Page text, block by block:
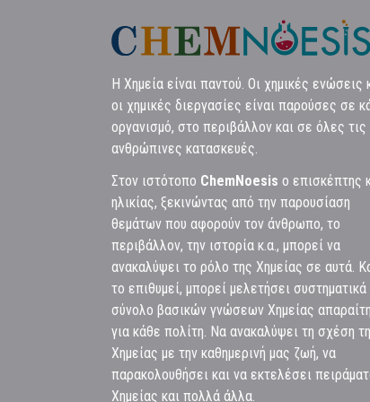
Η Χημεία είναι παντού. Οι χημικές ενώσεις
οι χημικές διεργασίες είναι παρούσες σε
οργανισμό, στο περιβάλλον και σε όλες τις
ανθρώπινες κατασκευές.
Στον ιστότοπο ChemNoesis ο επισκέπτης
ηλικίας, ξεκινώντας από την παρουσίαση
θεμάτων που αφορούν τον άνθρωπο, το
περιβάλλον, την ιστορία κ.α., μπορεί να
ανακαλύψει το ρόλο της Χημείας σε αυτά.
το επιθυμεί, μπορεί μελετήσει
σύνολο βασικών γνώσεων Χημείας
για κάθε πολίτη. Να ανακαλύψει τη σχέση
Χημείας με την καθημερινή μας ζωή, να
παρακολουθήσει και να εκτελέσει
Χημείας και πολλά άλλα.